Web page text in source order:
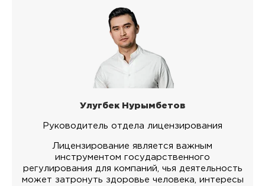
Улугбек Нурымбетов
Руководитель отдела лицензирования
Лицензирование является важным
инструментом государственного
регулирования для компаний, чья деятельность
может затронуть здоровье человека, интересы